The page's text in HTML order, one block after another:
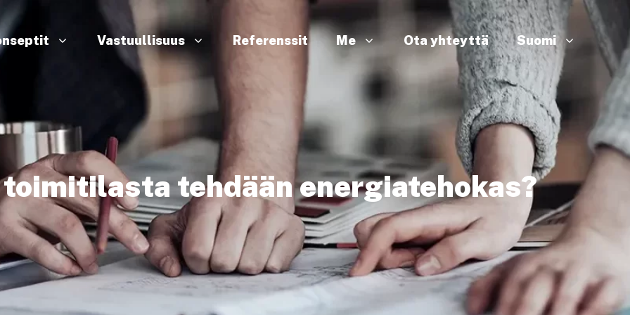
Vastuullisuus Referenssit Me Ota yhteyttä Suomi
tehdään energiatehokas?